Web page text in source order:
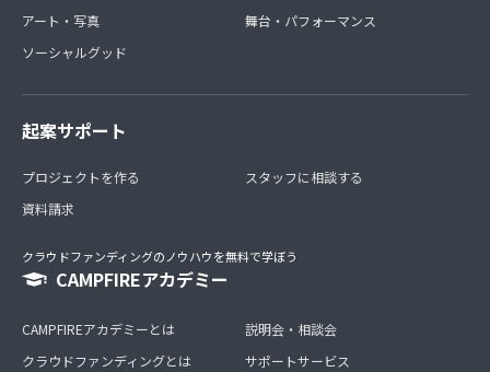
アート・写真
ソーシャルグッド
舞台・パフォーマンス
起案サポート
プロジェクトを作る
資料請求
スタッフに相談する
クラウドファンディングのノウハウを無料で学ぼう
CAMPFIREアカデミー
CAMPFIREアカデミーとは
クラウドファンディングとは
説明会・相談会
サポートサービス